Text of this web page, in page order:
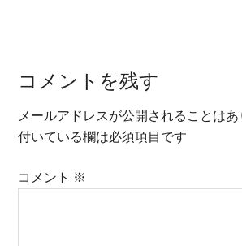
コメントを残す
メールアドレスが公開されることはあ
付いている欄は必須項目です
コメント ※